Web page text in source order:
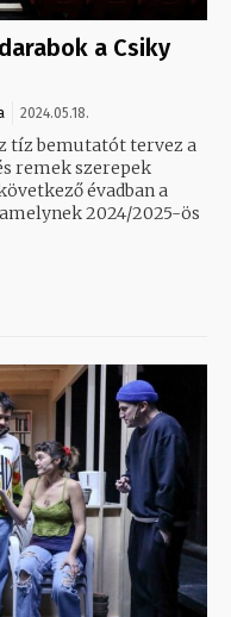
a Csiky
2024.05.18.
tíz bemutatót tervez a
évadban a
2024/2025-ös